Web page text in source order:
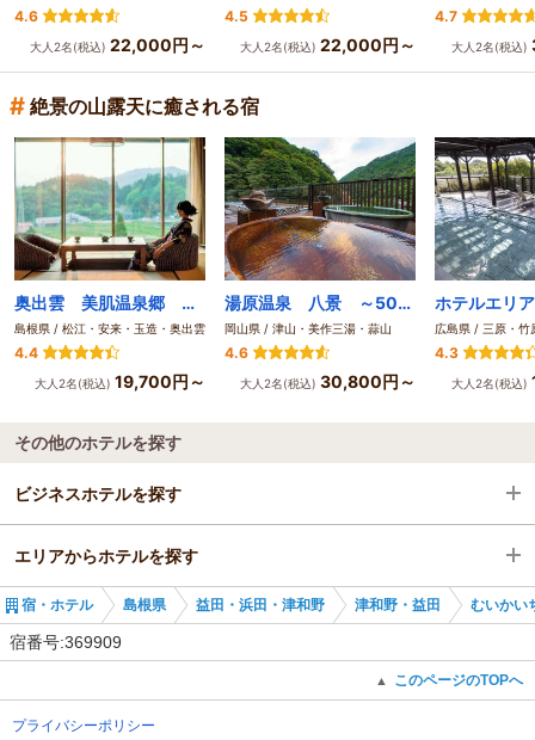
4.6
大人2名(税込) 22,000円～
4.5
大人2名(税込) 22,000円～
4.7
大人2名(税込)
# 絶景の山露天に癒される宿
奥出雲 美肌温泉郷 亀嵩温泉 玉峰山荘
島根県 / 松江・安来・玉造・奥出雲
4.4
大人2名(税込) 19,700円～
湯原温泉 八景 ～50種類以上の野菜が味わえる料理のお宿～
岡山県 / 津山・美作三湯・蒜山
4.6
大人2名(税込) 30,800円～
広島県 / 三原・竹
4.3
大人2名(税込)
その他のホテルを探す
ビジネスホテルを探す
島根県
益田・浜田・津和野
エリアからホテルを探す
島根県
宿・ホテル 島根県 益田・浜田・津和野 津和野・益田 むいかい
宿番号:369909
▲ このページのTOPへ
プライバシーポリシー